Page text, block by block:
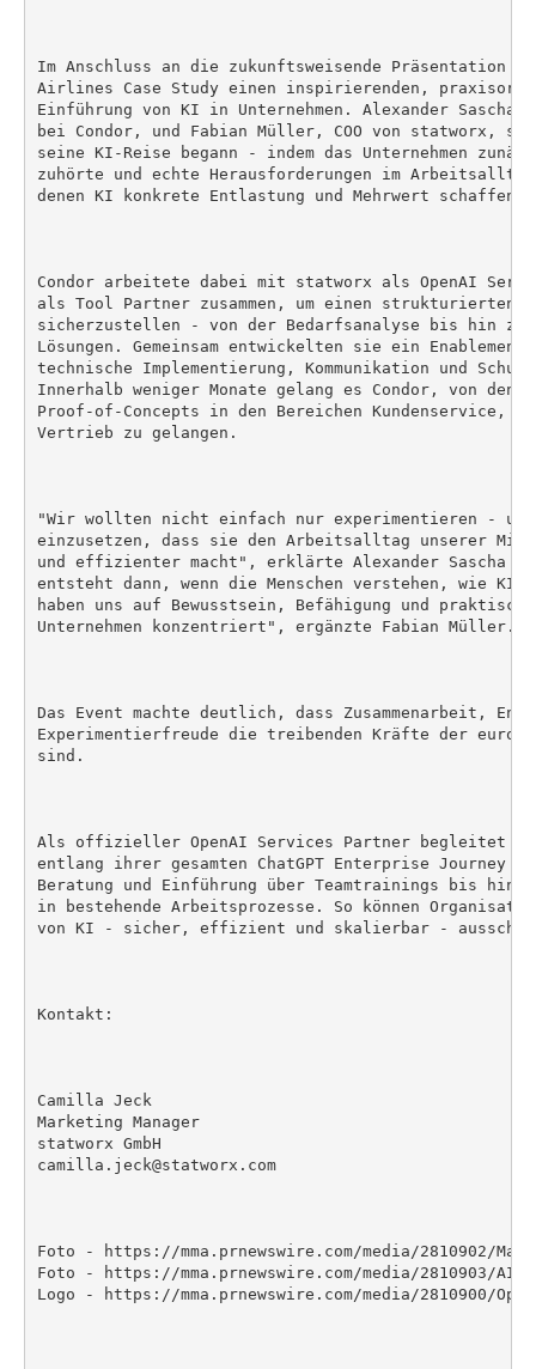
Im Anschluss an die zukunftsweisende Präsentation
Airlines Case Study einen inspirierenden,
Einführung von KI in Unternehmen. Alexander Sascha
bei Condor, und Fabian Müller, COO von statworx,
seine KI-Reise begann - indem das Unternehmen
zuhörte und echte Herausforderungen im
denen KI konkrete Entlastung und Mehrwert schaffen
Condor arbeitete dabei mit statworx als OpenAI
als Tool Partner zusammen, um einen strukturierten
sicherzustellen - von der Bedarfsanalyse bis hin zur
Lösungen. Gemeinsam entwickelten sie ein Enablement-
technische Implementierung, Kommunikation und
Innerhalb weniger Monate gelang es Condor, von den
Proof-of-Concepts in den Bereichen Kundenservice,
Vertrieb zu gelangen.
"Wir wollten nicht einfach nur experimentieren -
einzusetzen, dass sie den Arbeitsalltag unserer
und effizienter macht", erklärte Alexander Sascha
entsteht dann, wenn die Menschen verstehen, wie
haben uns auf Bewusstsein, Befähigung und
Unternehmen konzentriert", ergänzte Fabian Müller.
Das Event machte deutlich, dass Zusammenarbeit,
Experimentierfreude die treibenden Kräfte der
sind.
Als offizieller OpenAI Services Partner begleitet
entlang ihrer gesamten ChatGPT Enterprise Journey
Beratung und Einführung über Teamtrainings bis hin
in bestehende Arbeitsprozesse. So können
von KI - sicher, effizient und skalierbar -
Kontakt:
Camilla Jeck
Marketing Manager
statworx GmbH
camilla.jeck@statworx.com
Foto - https://mma.prnewswire.com/media/2810902/
Foto - https://mma.prnewswire.com/media/2810903/
Logo - https://mma.prnewswire.com/media/2810900/